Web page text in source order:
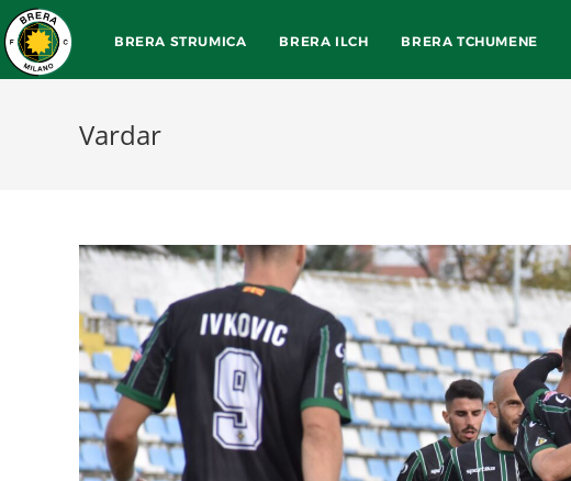
BRERA STRUMICA BRERA ILCH BRERA TCHUMENE
Vardar